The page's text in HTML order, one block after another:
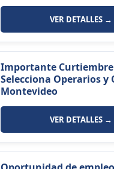
VER DETALLES →
Importante Curtiembre
Selecciona Operarios y
Montevideo
VER DETALLES →